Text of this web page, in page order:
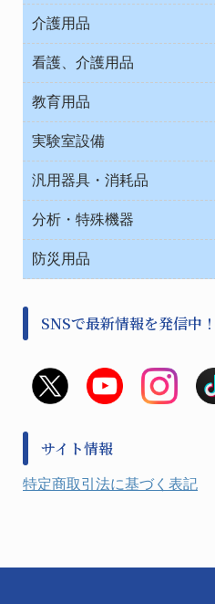
ウエアー
チューブコネクタ素材
テープ・ラベル・紙製
デシケーター類
ベット周辺
ベンチ無菌ドラフト
院内感染防止、空気清浄器類
運搬
温度・湿度管理機器
加圧・減圧・油ポンプ
撹拌機 ２
救急
金属、ホーロー容器・バット類
金属・樹脂実験必需１
健康機器・用品
検査・計測
介護用品
介護・リハビリ
看護、介護用品
院内感染防止、空気清浄器類
救急
健康機器・用品
事務・受付
処置・手術
中材・滅菌・洗浄
教育用品
ノート・紙製品
実験室設備
コンテナー保温容器
工具類
事務用品・ＯＡデスク
清掃用品
汎用器具・消耗品
テープ・ラベル・紙製
金属・樹脂実験必需２
樹脂容器各種
分析・特殊機器
検査用品
分離・分析ロシ
防災用品
初期活動・対策本部
非常用食料品
風水害対策用品
防犯用品・その他
SNSで最新情報を発信中！
サイト情報
特定商取引法に基づく表記